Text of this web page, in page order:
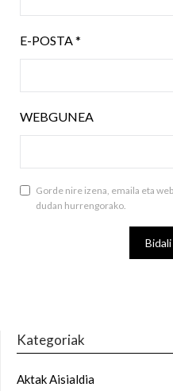
E-POSTA*
WEBGUNEA
Gorde nire izena, emaila eta
dudan hurrengorako.
Kategoriak
Aktak Aisialdia